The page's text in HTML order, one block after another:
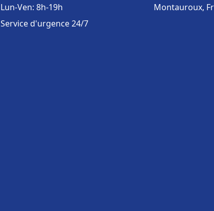
Lun-Ven: 8h-19h
Service d'urgence 24/7
Montauroux,